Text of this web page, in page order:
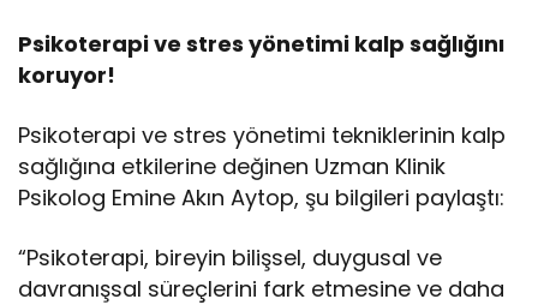
Psikoterapi ve stres yönetimi kalp sağlığını
koruyor!
Psikoterapi ve stres yönetimi tekniklerinin kalp
sağlığına etkilerine değinen Uzman Klinik
Psikolog Emine Akın Aytop, şu bilgileri paylaştı:
“Psikoterapi, bireyin bilişsel, duygusal ve
davranışsal süreçlerini fark etmesine ve daha